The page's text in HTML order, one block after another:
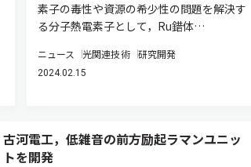
素子の毒性や資源の希少性の問題を解決す
る分子熱電素子として，Ru錯体…
ニュース 光関連技術 研究開発
2024.02.15
古河電工，低雑音の前方励起ラマンユニッ
トを開発